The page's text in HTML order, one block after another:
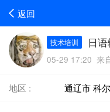
返回
技术培训 日
05-29 17:20 来
地区 : 通辽市 科